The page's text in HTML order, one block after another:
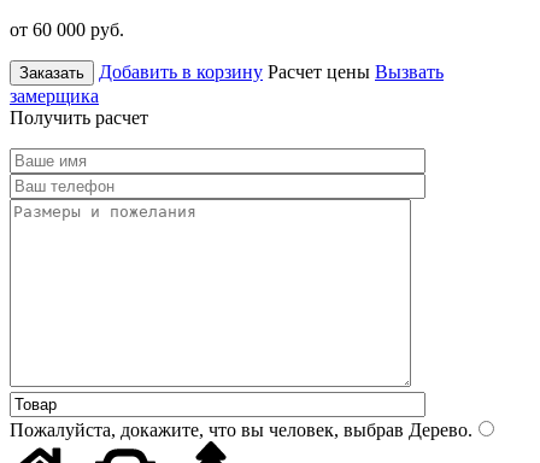
от 60 000 руб.
Заказать Добавить в корзину Расчет цены Вызвать
замерщика
Получить расчет
Пожалуйста, докажите, что вы человек, выбрав Дерево.